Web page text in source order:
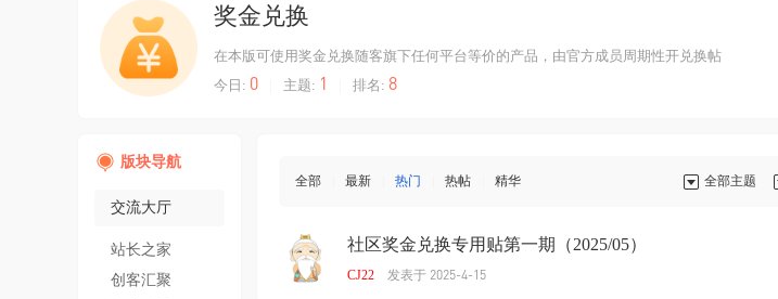
奖金兑换
在本版可使用奖金兑换随客旗下任何平台等价的产品，由官方成员周期性开兑换帖
今日: 0 主题: 1 排名: 8
版块导航
交流大厅
站长之家
创客汇聚
全部主题
全部 最新 热门 热帖 精华
社区奖金兑换专用贴第一期（2025/05）
CJ22 发表于 2025-4-15